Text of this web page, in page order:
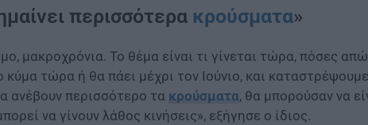
περισσότερα κρούσματα»
μακροχρόνια. Το θέμα είναι τι γίνεται τώρα, πόσες
κύμα τώρα ή θα πάει μέχρι τον Ιούνιο, και
ανέβουν περισσότερο τα κρούσματα, θα μπορούσαν να
να γίνουν λάθος κινήσεις», εξήγησε ο ίδιος.